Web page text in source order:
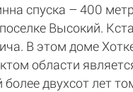
спуска – 400
Высокий.
В этом доме
области
двухсот лет